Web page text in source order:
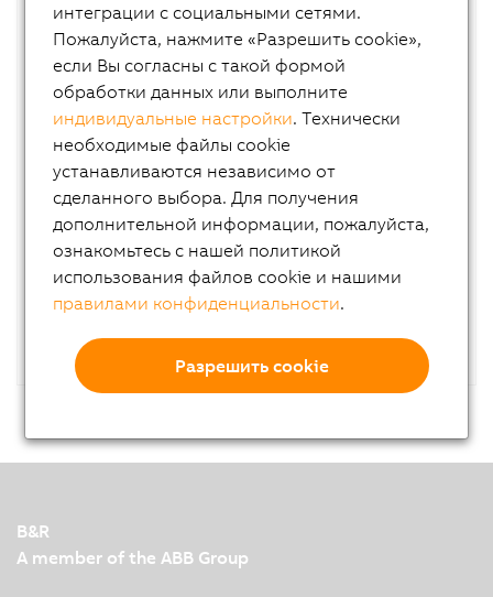
МОДЕЛЬ:
8I74T400550.01P-1
ОПИСАНИЕ:
ACOPOSinverter P74, 3x 380 to 500 V, 5.5 kW,
integrated EMC filter and brake chopper, shield
plate included in delivery, POWERLINK interface
For revision information, see the following
model numbers:
8I74T400550.010-1
8I0IF108.400-1
B&R
A member of the ABB Group
интеграции с социальными сетями.
Пожалуйста, нажмите «Разрешить cookie»,
если Вы согласны с такой формой
обработки данных или выполните
индивидуальные настройки. Технически
необходимые файлы cookie
устанавливаются независимо от
сделанного выбора. Для получения
дополнительной информации, пожалуйста,
ознакомьтесь с нашей политикой
использования файлов cookie и нашими
правилами конфиденциальности.
Разрешить cookie